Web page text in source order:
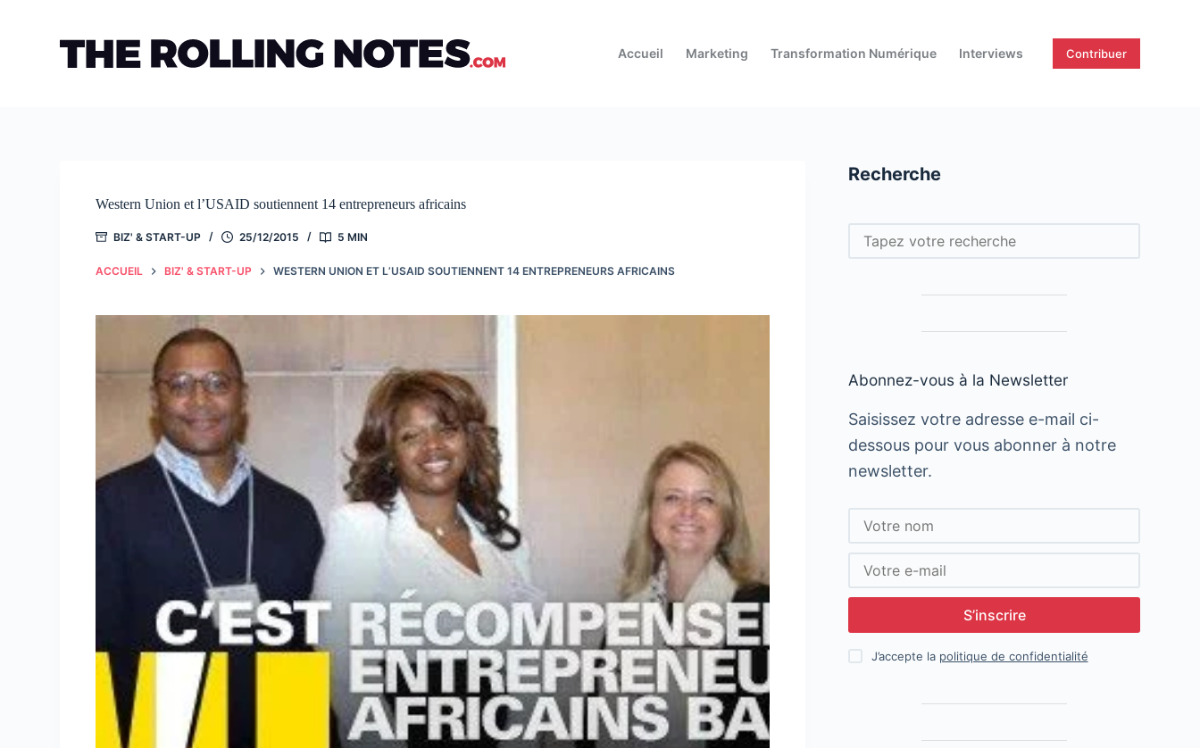
Accueil
Marketing Transformation Numérique Interviews Contribuer
Western Union et l’USAID soutiennent 14 entrepreneurs africains
BIZ' & START-UP 25/12/2015 5 MIN
ACCUEIL BIZ' & START-UP WESTERN UNION ET L’USAID SOUTIENNENT 14 ENTREPRENEURS AFRICAINS
Recherche
Rechercher
Abonnez-vous à la Newsletter
Saisissez votre adresse e-mail ci-
dessous pour vous abonner à notre
newsletter.
S’inscrire
J’accepte la politique de confidentialité